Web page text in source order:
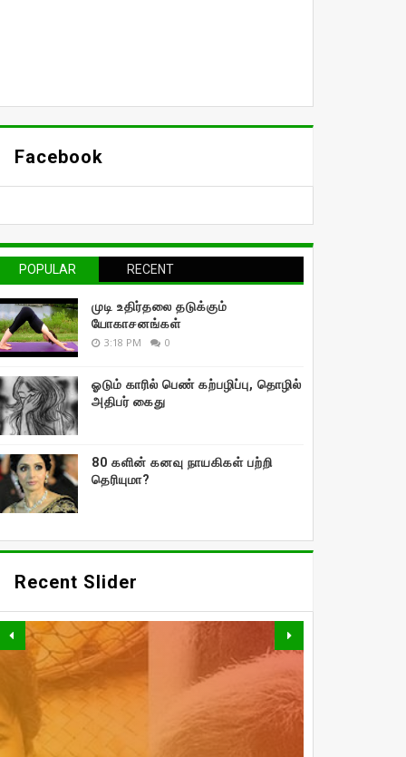
Facebook
POPULAR RECENT
முடி உதிர்தலை தடுக்கும்
யோகாசனங்கள்
3:18 PM 0
ஓடும் காரில் பெண் கற்பழிப்பு, தொழில்
அதிபர் கைது
80 களின் கனவு நாயகிகள் பற்றி
தெரியுமா?
Recent Slider